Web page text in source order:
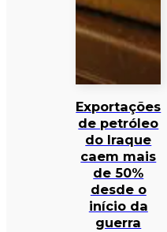
Exportações
de petróleo
do Iraque
caem mais
de 50%
desde o
início da
guerra